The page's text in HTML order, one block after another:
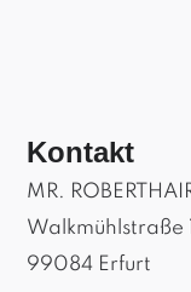
Kontakt
MR.
Walkmühlstraße
99084 Erfurt